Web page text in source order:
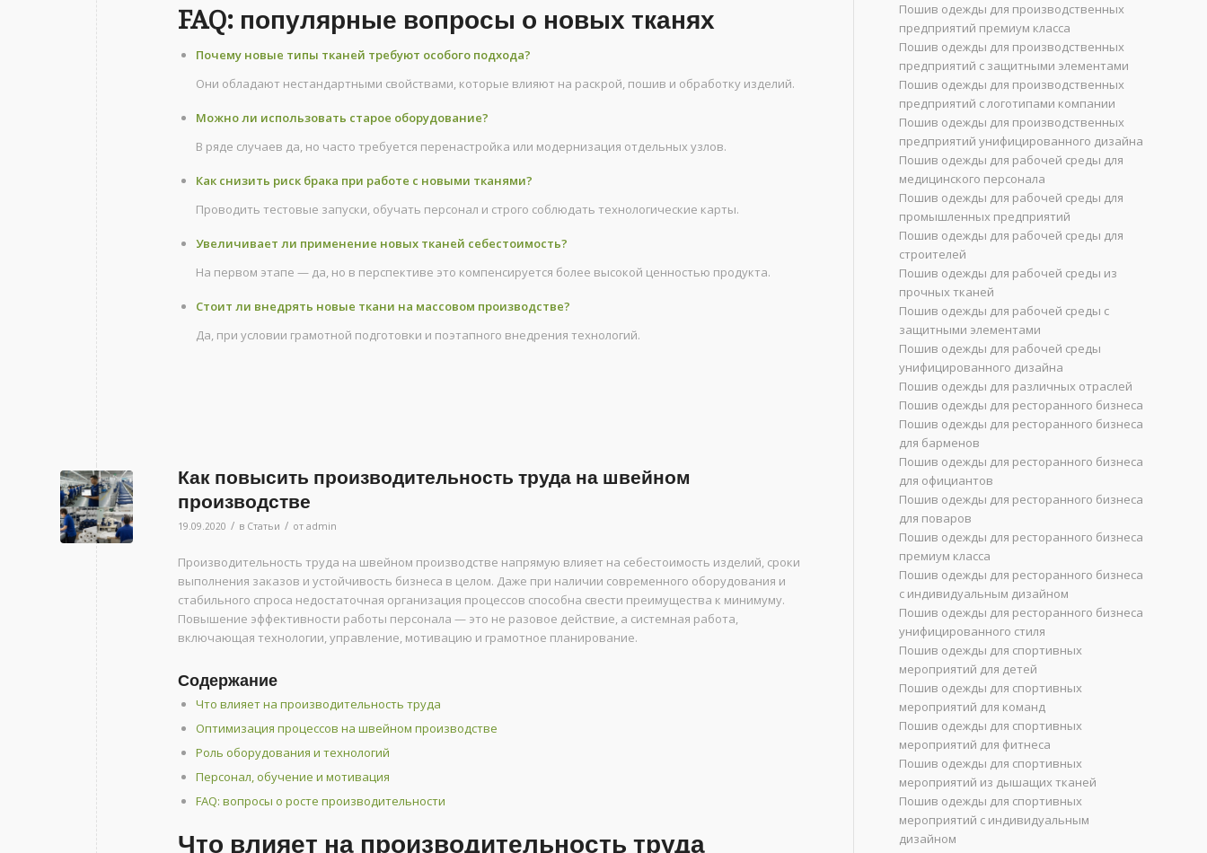
FAQ: популярные вопросы о новых тканях
Почему новые типы тканей требуют особого подхода?
Они обладают нестандартными свойствами, которые влияют на раскрой, пошив и обработку изделий.
Можно ли использовать старое оборудование?
В ряде случаев да, но часто требуется перенастройка или модернизация отдельных узлов.
Как снизить риск брака при работе с новыми тканями?
Проводить тестовые запуски, обучать персонал и строго соблюдать технологические карты.
Увеличивает ли применение новых тканей себестоимость?
На первом этапе — да, но в перспективе это компенсируется более высокой ценностью продукта.
Стоит ли внедрять новые ткани на массовом производстве?
Да, при условии грамотной подготовки и поэтапного внедрения технологий.
Как повысить производительность труда на швейном
производстве
19.09.2020 / в Статьи / от admin
Производительность труда на швейном производстве напрямую влияет на себестоимость изделий, сроки
выполнения заказов и устойчивость бизнеса в целом. Даже при наличии современного оборудования и
стабильного спроса недостаточная организация процессов способна свести преимущества к минимуму.
Повышение эффективности работы персонала — это не разовое действие, а системная работа,
включающая технологии, управление, мотивацию и грамотное планирование.
Содержание
Что влияет на производительность труда
Оптимизация процессов на швейном производстве
Роль оборудования и технологий
Персонал, обучение и мотивация
FAQ: вопросы о росте производительности
Что влияет на производительность труда
Пошив одежды для производственных
предприятий премиум класса
Пошив одежды для производственных
предприятий с защитными элементами
Пошив одежды для производственных
предприятий с логотипами компании
Пошив одежды для производственных
предприятий унифицированного дизайна
Пошив одежды для рабочей среды для
медицинского персонала
Пошив одежды для рабочей среды для
промышленных предприятий
Пошив одежды для рабочей среды для
строителей
Пошив одежды для рабочей среды из
прочных тканей
Пошив одежды для рабочей среды с
защитными элементами
Пошив одежды для рабочей среды
унифицированного дизайна
Пошив одежды для различных отраслей
Пошив одежды для ресторанного бизнеса
Пошив одежды для ресторанного бизнеса
для барменов
Пошив одежды для ресторанного бизнеса
для официантов
Пошив одежды для ресторанного бизнеса
для поваров
Пошив одежды для ресторанного бизнеса
премиум класса
Пошив одежды для ресторанного бизнеса
с индивидуальным дизайном
Пошив одежды для ресторанного бизнеса
унифицированного стиля
Пошив одежды для спортивных
мероприятий для детей
Пошив одежды для спортивных
мероприятий для команд
Пошив одежды для спортивных
мероприятий для фитнеса
Пошив одежды для спортивных
мероприятий из дышащих тканей
Пошив одежды для спортивных
мероприятий с индивидуальным
дизайном